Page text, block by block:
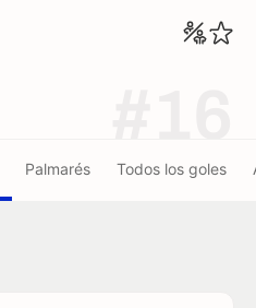
Palmarés Todos los goles